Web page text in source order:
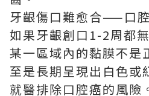
牙齦傷口難愈合——口
如果牙齦創口1-2周都
某一區域內的黏膜不是
至是長期呈現出白色或
就醫排除口腔癌的風險